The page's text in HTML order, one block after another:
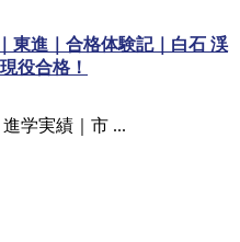
東進｜合格体験記｜白石 渓
役合格！
学実績｜市 ...